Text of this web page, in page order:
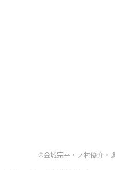
©金城宗幸・ノ村優介・